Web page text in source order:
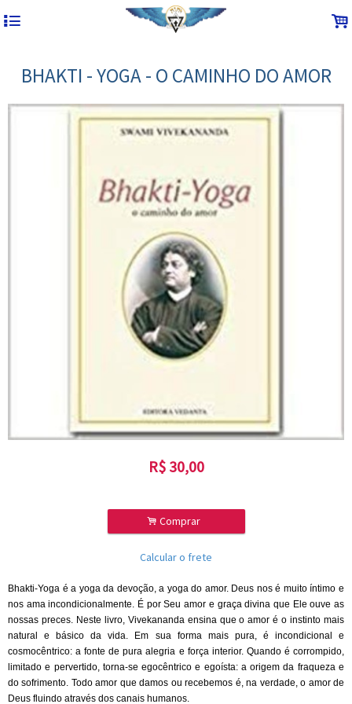
4 .
BHAKTI - YOGA - O CAMINHO DO AMOR
R$ 30,00
. Comprar
Calcular o frete
Bhakti-Yoga é a yoga da devoção, a yoga do amor. Deus nos é muito íntimo e
nos ama incondicionalmente. É por Seu amor e graça divina que Ele ouve as
nossas preces. Neste livro, Vivekananda ensina que o amor é o instinto mais
natural e básico da vida. Em sua forma mais pura, é incondicional e
cosmocêntrico: a fonte de pura alegria e força interior. Quando é corrompido,
limitado e pervertido, torna-se egocêntrico e egoísta: a origem da fraqueza e
do sofrimento. Todo amor que damos ou recebemos é, na verdade, o amor de
Deus fluindo através dos canais humanos.